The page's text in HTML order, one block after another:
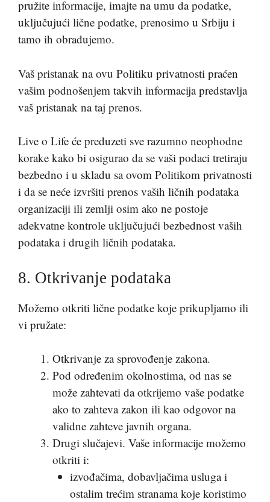
pružite informacije, imajte na umu da podatke,
uključujući lične podatke, prenosimo u Srbiju i
tamo ih obrađujemo.
Vaš pristanak na ovu Politiku privatnosti praćen
vašim podnošenjem takvih informacija predstavlja
vaš pristanak na taj prenos.
Live o Life će preduzeti sve razumno neophodne
korake kako bi osigurao da se vaši podaci tretiraju
bezbedno i u skladu sa ovom Politikom privatnosti
i da se neće izvršiti prenos vaših ličnih podataka
organizaciji ili zemlji osim ako ne postoje
adekvatne kontrole uključujući bezbednost vaših
podataka i drugih ličnih podataka.
8. Otkrivanje podataka
Možemo otkriti lične podatke koje prikupljamo ili
vi pružate:
Otkrivanje za sprovođenje zakona.
Pod određenim okolnostima, od nas se
može zahtevati da otkrijemo vaše podatke
ako to zahteva zakon ili kao odgovor na
validne zahteve javnih organa.
Drugi slučajevi. Vaše informacije možemo
otkriti i:
izvođačima, dobavljačima usluga i
ostalim trećim stranama koje koristimo